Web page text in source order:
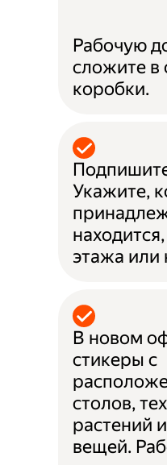
Рабочую
сложите в
коробки.
Укажите,
этажа или
В новом
стикеры с
столов,
растений
вещей.